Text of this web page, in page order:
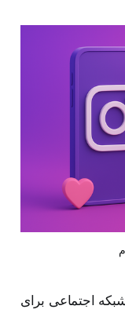
اجتماعی برای